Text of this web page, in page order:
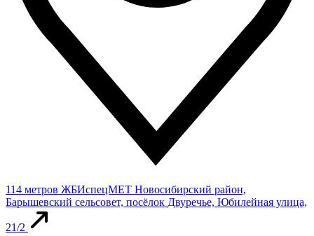
114 метров ЖБИспецМЕТ Новосибирский район,
Барышевский сельсовет, посёлок Двуречье, Юбилейная улица,
21/2